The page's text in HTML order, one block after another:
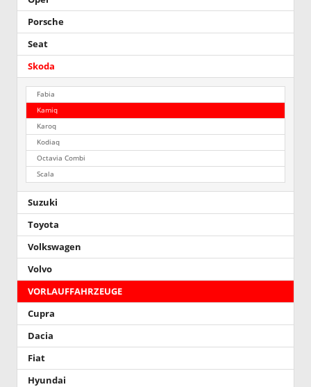
Porsche
Seat
Skoda
Fabia
Kamiq
Karoq
Kodiaq
Octavia Combi
Scala
Suzuki
Toyota
Volkswagen
Volvo
VORLAUFFAHRZEUGE
Cupra
Dacia
Fiat
Hyundai